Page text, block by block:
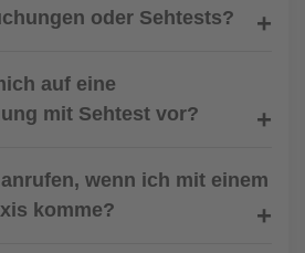
oder Sehtests?
auf eine
mit Sehtest vor?
wenn ich mit einem
komme?